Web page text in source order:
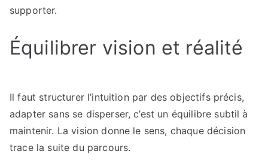
supporter.
Équilibrer vision et réalité
Il faut structurer l’intuition par des objectifs précis,
adapter sans se disperser, c’est un équilibre subtil à
maintenir. La vision donne le sens, chaque décision
trace la suite du parcours.